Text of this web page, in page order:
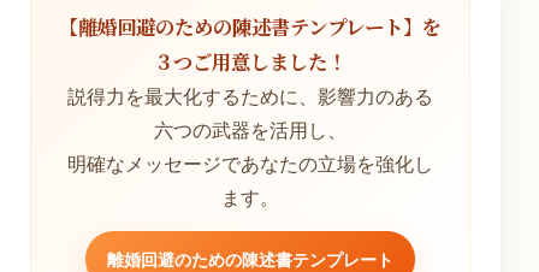
【離婚回避のための陳述書テンプレート】を
３つご用意しました！
説得力を最大化するために、影響力のある
六つの武器を活用し、
明確なメッセージであなたの立場を強化し
ます。
離婚回避のための陳述書テンプレート